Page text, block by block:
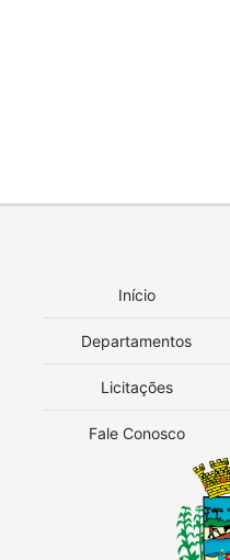
Início
Departamentos
Licitações
Fale Conosco